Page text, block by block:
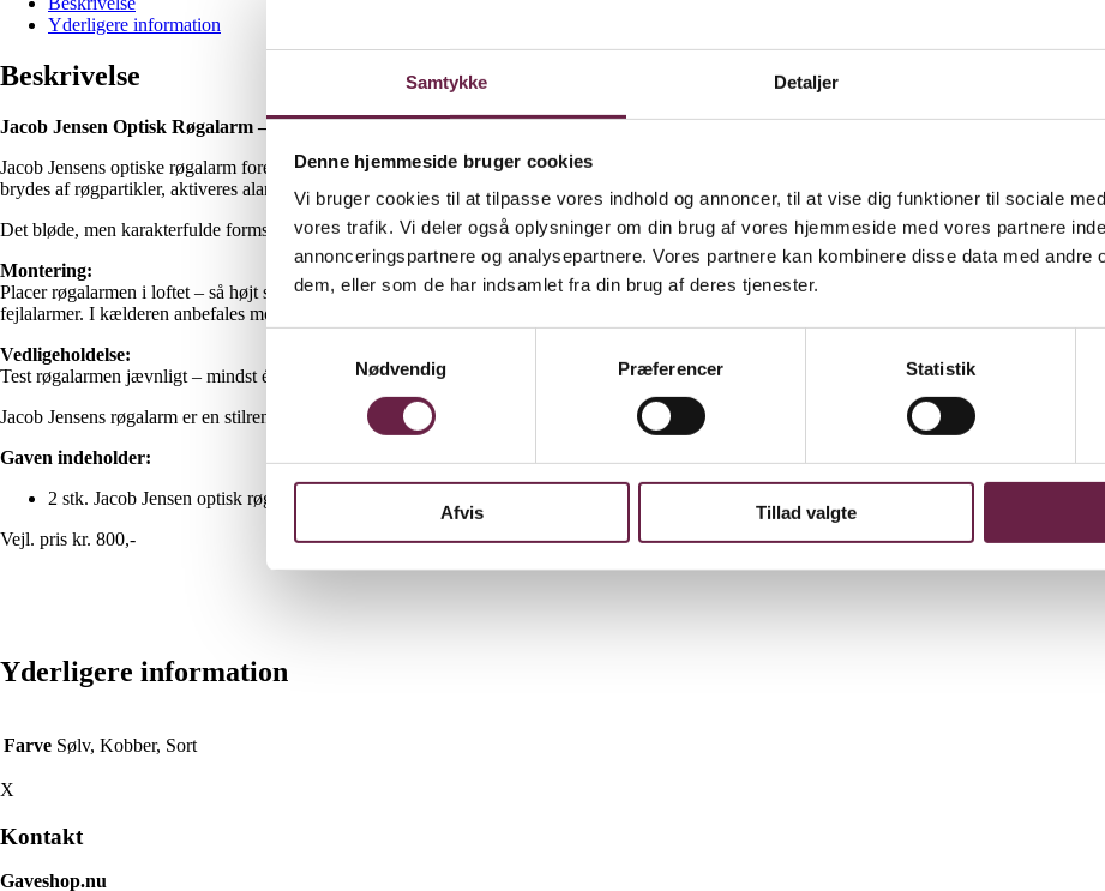
Samtykke Detaljer
Denne hjemmeside bruger cookies
Vi bruger cookies til at tilpasse vores indhold og annoncer, til at vise dig funktioner til sociale
vores trafik. Vi deler også oplysninger om din brug af vores hjemmeside med vores partnere
annonceringspartnere og analysepartnere. Vores partnere kan kombinere disse data med andre
dem, eller som de har indsamlet fra din brug af deres tjenester.
Nødvendig
Præferencer Statistik
Afvis Tillad valgte
Yderligere information
Beskrivelse
Jacob Jensen Optisk Røgalarm – Elegant Tryghed i Hjemmet
Jacob Jensens optiske røgalarm forener sikkerhed og stil i et innovativt design, der smukt tilpasser sig enhver boligindretning. Røgalarmen
brydes af røgpartikler, aktiveres alarmen med høj lydstyrke. Modellen har et integreret batteri med en levetid på op til 10 år, hvilket sikrer langvarig
Det bløde, men karakterfulde formsprog og muligheden for at vælge mellem fem elegante farver gør det nemt at matche eller fremhæve din
Montering:
Placer røgalarmen i loftet – så højt som muligt og mindst en halv meter fra vægge, døre og vinduer for optimal funktion. Undgå placering tæt på
fejlalarmer. I kælderen anbefales montering i trappeopgangen. Hvis loftmontering ikke er mulig, kan røgalarmen også monteres på væggen, 30-50
Vedligeholdelse:
Test røgalarmen jævnligt – mindst én gang om året eller efter længere ferieophold. Mal aldrig røgalarmen over, og udskift den hver 10. år.
Jacob Jensens røgalarm er en stilren sikkerhedsløsning, der skaber tryghed i hverdagen med minimal vedligeholdelse
Gaven indeholder:
2 stk. Jacob Jensen optisk røgalarm
Vejl. pris kr. 800,-
Yderligere information
Farve Sølv, Kobber, Sort
X
Kontakt
Gaveshop.nu